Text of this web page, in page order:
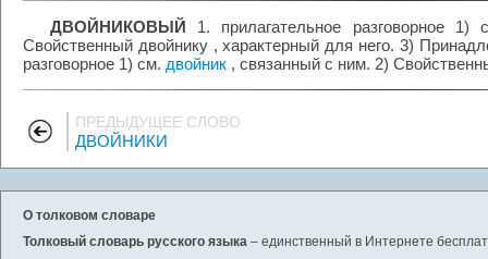
ДВОЙНИКОВЫЙ 1. прилагательное разговорное
Свойственный двойнику , характерный для него. 3)
разговорное 1) см. двойник , связанный с ним. 2)
ПРЕДЫДУЩЕЕ СЛОВО
ДВОЙНИКИ
О толковом словаре
Толковый словарь русского языка – единственный в Интернете